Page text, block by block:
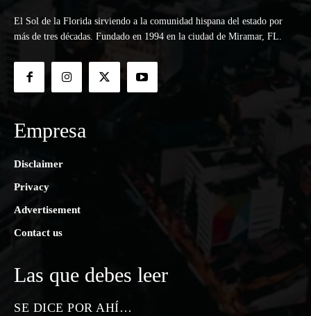
El Sol de la Florida sirviendo a la comunidad hispana del estado por
más de tres décadas. Fundado en 1994 en la ciudad de Miramar, FL.
Empresa
Disclaimer
Privacy
Advertisement
Contact us
Las que debes leer
SE DICE POR AHÍ…